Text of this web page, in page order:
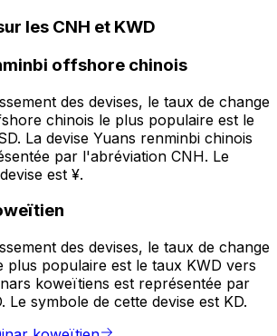
les CNH et KWD
offshore chinois
des devises, le taux de change
chinois le plus populaire est le
La devise Yuans renminbi chinois
par l'abréviation CNH. Le
est ¥.
des devises, le taux de change
plus populaire est le taux KWD vers
koweïtiens est représentée par
Le symbole de cette devise est KD.